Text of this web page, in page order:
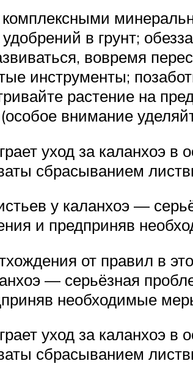
в грунт;
вовремя
инструменты;
растение на
внимание
уход за каланхоэ в
сбрасыванием
у каланхоэ —
и предприняв
от правил в
— серьёзная
необходимые
уход за каланхоэ в
сбрасыванием